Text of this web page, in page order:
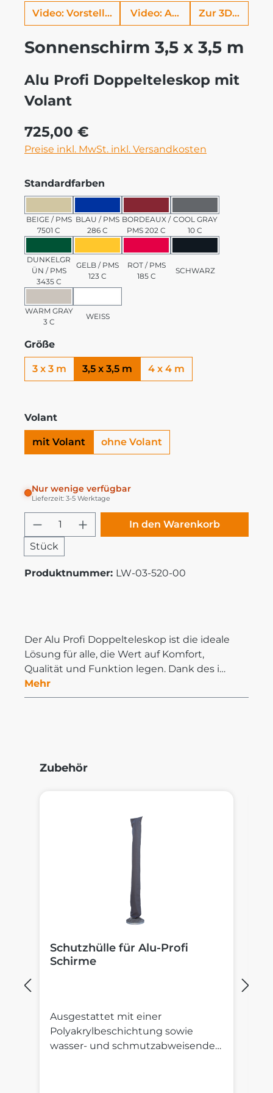
Video: Vorstellung Alu ProfiVideo: AufbauhilfeZur 3D Ansicht
Sonnenschirm 3,5 x 3,5 m
Alu Profi Doppelteleskop mit
Volant
Regulärer Preis:
725,00 €
Preise inkl. MwSt. inkl. Versandkosten
Standardfarben
BEIGE / PMS 7501 C
BEIGE / PMS
7501 C
BLAU / PMS 286 C
BLAU / PMS
286 C
BORDEAUX / PMS 202 C
BORDEAUX /
PMS 202 C
COOL GRAY 10 C
COOL GRAY
10 C
DUNKELGRÜN / PMS 3435 C
DUNKELGR
ÜN / PMS
3435 C
GELB / PMS 123 C
GELB / PMS
123 C
ROT / PMS 185 C
ROT / PMS
185 C
SCHWARZ
SCHWARZ
WARM GRAY 3 C
WARM GRAY
3 C
WEISS
WEISS
Größe
3 x 3 m 3,5 x 3,5 m 4 x 4 m
Volant
mit Volant ohne Volant
Nur wenige verfügbar
Lieferzeit: 3-5 Werktage
Produkt Anzahl: Gib den
Stück
In den Warenkorb
Produktnummer: LW-03-520-00
Der Alu Profi Doppelteleskop ist die ideale
Lösung für alle, die Wert auf Komfort,
Qualität und Funktion legen. Dank des i…
Mehr
Produktgalerie überspringen
Zubehör
Schutzhülle für Alu-Profi
Schirme
Ausgestattet mit einer
Polyakrylbeschichtung sowie
wasser- und schmutzabweisender